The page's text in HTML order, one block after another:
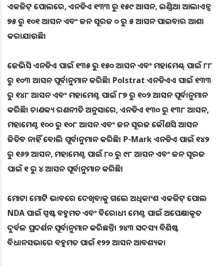
ଏକଜିଟ୍ ପୋଲରେ, ଏନଡିଏ ୧୩୩ ରୁ ୧୫୯ ଆସନ, ଇଣ୍ଡିଆ ଆଲାଏନ୍ସ
୭୫ ରୁ ୧୦୧ ଆସନ ଏବଂ ଜନ ସୂରଜ ୦ ରୁ ୫ ଆସନ ପାଇବାର ଆଶା
କରାଯାଉଛି।
ଜେଭିସି ଏନଡିଏ ପାଇଁ ୧୩୫ ରୁ ୧୫୦ ଆସନ ଏବଂ ମହାମେଣ୍ଟ୍ ପାଇଁ ୮୮
ରୁ ୧୦୩ ଆସନ ପୂର୍ବାନୁମାନ କରିଛି। Polstrat ଏନଡିଏଏ ପାଇଁ ୧୩୩
ରୁ ୧୪୮ ଆସନ ଏବଂ ମହାମେଣ୍ଟ ପାଇଁ ୮୭ ରୁ ୧୦୨ ଆସନ ପୂର୍ବାନୁମାନ
କରିଛି। ଚାଣକ୍ୟ ରଣନୀତି ଅନୁସାରେ, ଏନଡିଏ ୧୩୦ ରୁ ୧୩୮ ଆସନ,
ମହାମେଣ୍ଟ ୧୦୦ ରୁ ୧୦୮ ଆସନ ଏବଂ ଜନ ସୂରଜ କୌଣସି ଆସନ
ଜିତିବ ନାହିଁ ବୋଲି ପୂର୍ବାନୁମାନ କରିଛି। P-Mark ଏନଡିଏ ପାଇଁ ୧୪୨
ରୁ ୧୬୨ ଆସନ, ମହାମେଣ୍ଟ ପାଇଁ ୮୦ ରୁ ୯୮ ଆସନ ଏବଂ ଜନ ସୂରଜ
ପାଇଁ ୧ ରୁ ୪ ଆସନ ପୂର୍ବାନୁମାନ କରିଛି।
ମୋଟା ମୋଟି ଭାବରେ ଦେଖିବାକୁ ଗଲେ ଅଧିକାଂଶ ଏକଜିଟ୍ ପୋଲ
NDA ପାଇଁ ସ୍ପଷ୍ଟ ବହୁମତ ଏବଂ ବିରୋଧୀ ମେଣ୍ଟ ପାଇଁ ଅପେକ୍ଷାକୃତ
ଦୁର୍ବଳ ପ୍ରଦର୍ଶନ ପୂର୍ବାନୁମାନ କରିଛନ୍ତି। ୨୪୩ ସଦସ୍ୟ ବିଶିଷ୍ଟ
ବିଧାନସଭାରେ ବହୁମତ ପାଇଁ ୧୨୨ ଆସନ ଆବଶ୍ୟକ।